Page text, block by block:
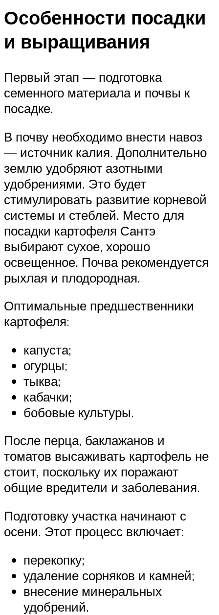
Особенности посадки
и выращивания
Первый этап — подготовка
семенного материала и почвы к
посадке.
В почву необходимо внести навоз
— источник калия. Дополнительно
землю удобряют азотными
удобрениями. Это будет
стимулировать развитие корневой
системы и стеблей. Место для
посадки картофеля Сантэ
выбирают сухое, хорошо
освещенное. Почва рекомендуется
рыхлая и плодородная.
Оптимальные предшественники
картофеля:
капуста;
огурцы;
тыква;
кабачки;
бобовые культуры.
После перца, баклажанов и
томатов высаживать картофель не
стоит, поскольку их поражают
общие вредители и заболевания.
Подготовку участка начинают с
осени. Этот процесс включает:
перекопку;
удаление сорняков и камней;
внесение минеральных
удобрений.